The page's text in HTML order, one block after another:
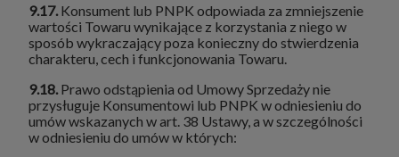
9.17. Konsument lub PNPK odpowiada za zmniejszenie
wartości Towaru wynikające z korzystania z niego w
sposób wykraczający poza konieczny do stwierdzenia
charakteru, cech i funkcjonowania Towaru.
9.18. Prawo odstąpienia od Umowy Sprzedaży nie
przysługuje Konsumentowi lub PNPK w odniesieniu do
umów wskazanych w art. 38 Ustawy, a w szczególności
w odniesieniu do umów w których: